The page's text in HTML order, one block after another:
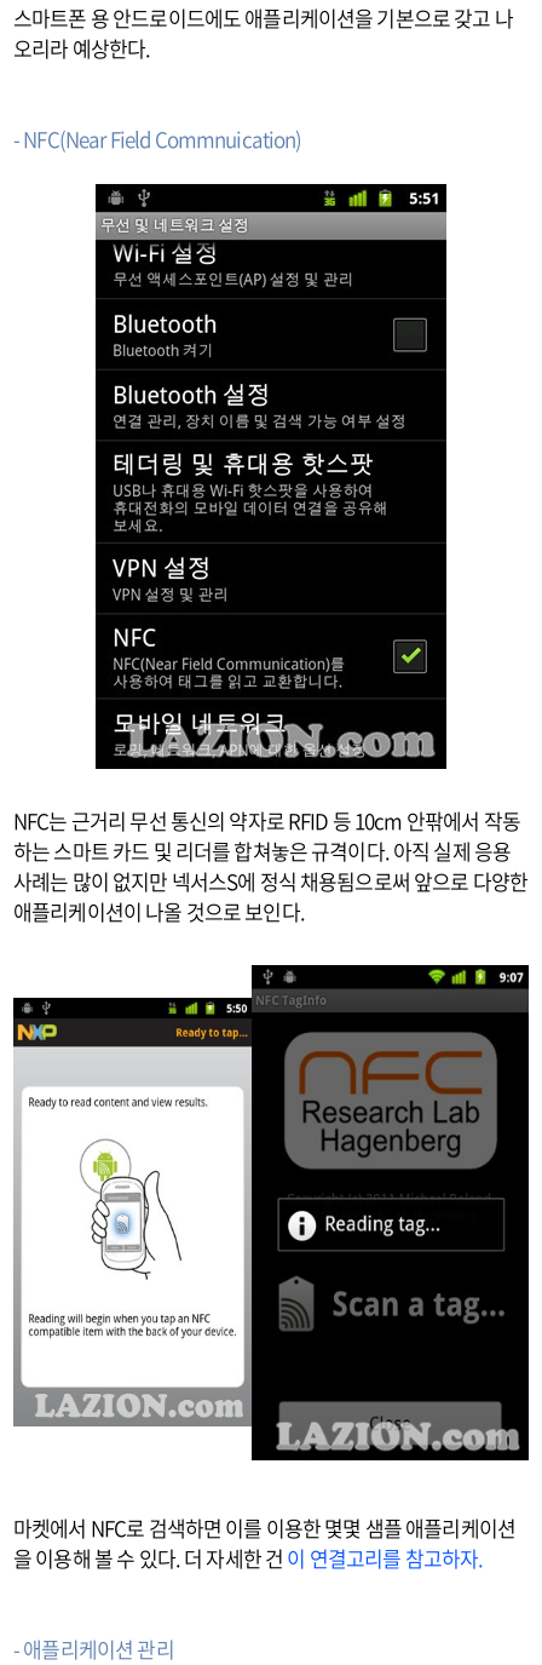
스마트폰 용 안드로이드에도 애플리케이션을 기본으로 갖고 나
오리라 예상한다.
- NFC(Near Field Commnuication)
NFC는 근거리 무선 통신의 약자로 RFID 등 10cm 안팎에서 작동
하는 스마트 카드 및 리더를 합쳐놓은 규격이다. 아직 실제 응용
사례는 많이 없지만 넥서스S에 정식 채용됨으로써 앞으로 다양한
애플리케이션이 나올 것으로 보인다.
마켓에서 NFC로 검색하면 이를 이용한 몇몇 샘플 애플리케이션
을 이용해 볼 수 있다. 더 자세한 건 이 연결고리를 참고하자.
- 애플리케이션 관리